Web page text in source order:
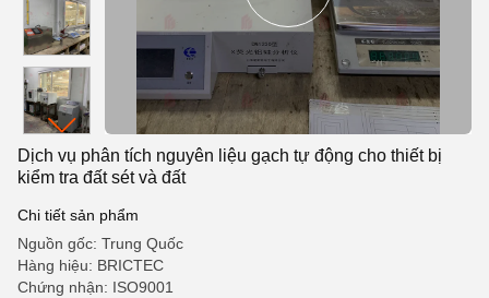
Dịch vụ phân tích nguyên liệu gạch tự động cho thiết bị
kiểm tra đất sét và đất
Chi tiết sản phẩm
Nguồn gốc: Trung Quốc
Hàng hiệu: BRICTEC
Chứng nhận: ISO9001